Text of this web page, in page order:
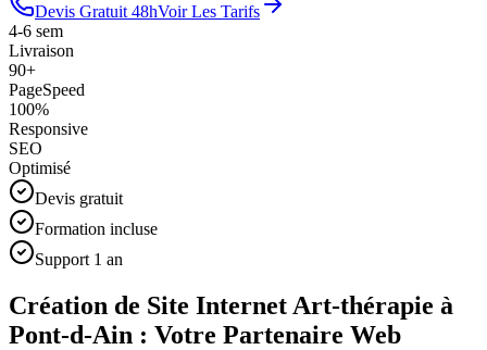
Devis Gratuit 48hVoir Les Tarifs
4-6 sem
Livraison
90+
PageSpeed
100%
Responsive
SEO
Optimisé
Devis gratuit
Formation incluse
Support 1 an
Création de Site Internet Art-thérapie à
Pont-d-Ain : Votre Partenaire Web